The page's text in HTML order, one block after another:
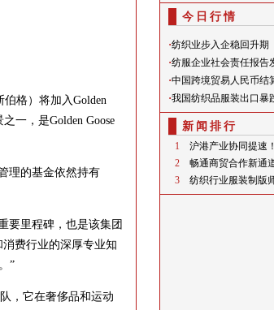
格）将加入Golden
一，是Golden Goose
理的基金依然持有
要里程碑，也是该集团
费行业的深厚专业知
”
，它在奢侈品和运动
今日行情
·纺织业步入企稳回升期
·纺服企业社会责任报告
·中国跨境贸易人民币结
·我国纺织品服装出口暴
新闻排行
1
沪港产业协同提速
2
畅通商贸合作新通
3
纺织行业服装制版